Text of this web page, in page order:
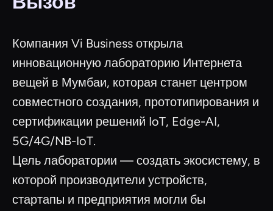
Компания Vi Business открыла
инновационную лабораторию Интернета
вещей в Мумбаи, которая станет центром
совместного создания, прототипирования и
сертификации решений IoT, Edge-AI,
5G/4G/NB-IoT.
Цель лаборатории — создать экосистему, в
которой производители устройств,
стартапы и предприятия могли бы